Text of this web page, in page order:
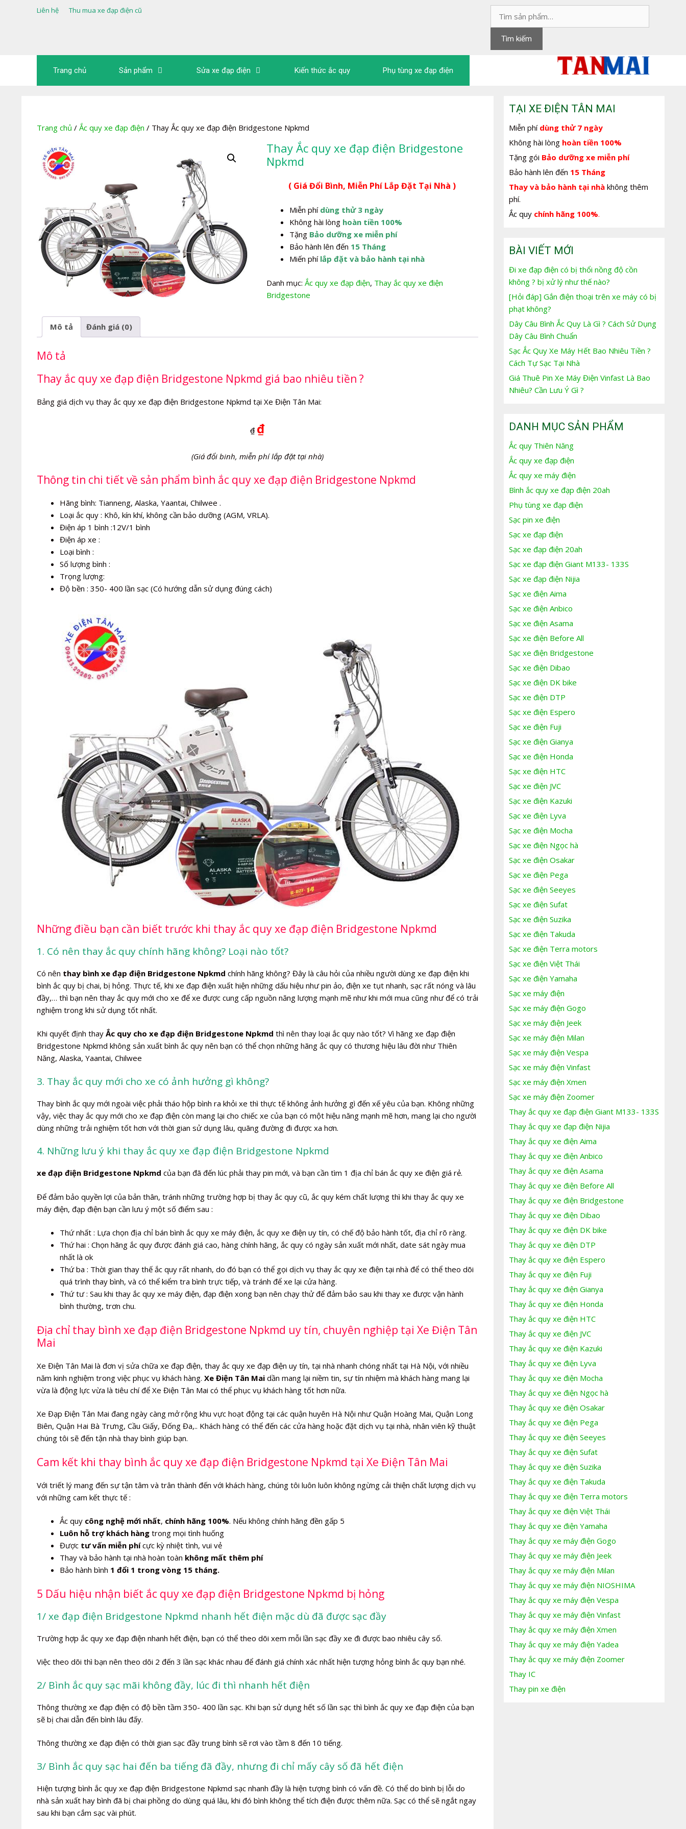
Liên hệ Thu mua xe đạp điện cũ
kiếm:
Tìm kiếm
Trang chủ Sản phẩm Sửa xe đạp điện Kiến thức ắc quy Phụ tùng xe đạp điện
Trang chủ / Ắc quy xe đạp điện / Thay Ắc quy xe đạp điện Bridgestone Npkmd
Thay Ắc quy xe đạp điện Bridgestone
Npkmd
( Giá Đổi Bình, Miễn Phí Lắp Đặt Tại Nhà )
Miễn phí dùng thử 3 ngày
Không hài lòng hoàn tiền 100%
Tặng Bảo dưỡng xe miễn phí
Bảo hành lên đến 15 Tháng
Miến phí lắp đặt và bảo hành tại nhà
Danh mục: Ắc quy xe đạp điện, Thay ắc quy xe điện
Bridgestone
Mô tả Đánh giá (0)
Mô tả
Thay ắc quy xe đạp điện Bridgestone Npkmd giá bao nhiêu tiền ?
Bảng giá dịch vụ thay ắc quy xe đạp điện Bridgestone Npkmd tại Xe Điện Tân Mai:
₫ ₫
(Giá đổi binh, miễn phí lắp đặt tại nhà)
Thông tin chi tiết về sản phẩm bình ắc quy xe đạp điện Bridgestone Npkmd
Hãng bình: Tianneng, Alaska, Yaantai, Chilwee .
Loại ắc quy : Khô, kín khí, không cần bảo dưỡng (AGM, VRLA).
Điện áp 1 bình :12V/1 bình
Điện áp xe :
Loại bình :
Số lượng bình :
Trọng lượng:
Độ bền : 350- 400 lần sạc (Có hướng dẫn sử dụng đúng cách)
Những điều bạn cần biết trước khi thay ắc quy xe đạp điện Bridgestone Npkmd
1. Có nên thay ắc quy chính hãng không? Loại nào tốt?
Có nên thay bình xe đạp điện Bridgestone Npkmd chính hãng không? Đây là câu hỏi của nhiều người dùng xe đạp điện khi
bình ắc quy bị chai, bị hỏng. Thực tế, khi xe đạp điện xuất hiện những dấu hiệu như pin ảo, điện xe tụt nhanh, sạc rất nóng và lâu
đầy,… thì bạn nên thay ắc quy mới cho xe để xe được cung cấp nguồn năng lượng mạnh mẽ như khi mới mua cũng như để có trải
nghiệm trong khi sử dụng tốt nhất.
Khi quyết định thay Ắc quy cho xe đạp điện Bridgestone Npkmd thì nên thay loại ắc quy nào tốt? Vì hãng xe đạp điện
Bridgestone Npkmd không sản xuất bình ắc quy nên bạn có thể chọn những hãng ắc quy có thương hiệu lâu đời như Thiên
Năng, Alaska, Yaantai, Chilwee
3. Thay ắc quy mới cho xe có ảnh hưởng gì không?
Thay bình ắc quy mới ngoài việc phải tháo hộp bình ra khỏi xe thì thực tế không ảnh hưởng gì đến xế yêu của bạn. Không những
vậy, việc thay ắc quy mới cho xe đạp điện còn mang lại cho chiếc xe của bạn có một hiệu năng mạnh mẽ hơn, mang lại cho người
dùng những trải nghiệm tốt hơn với thời gian sử dụng lâu, quãng đường đi được xa hơn.
4. Những lưu ý khi thay ắc quy xe đạp điện Bridgestone Npkmd
xe đạp điện Bridgestone Npkmd của bạn đã đến lúc phải thay pin mới, và bạn cần tìm 1 địa chỉ bán ắc quy xe điện giá rẻ.
Để đảm bảo quyền lợi của bản thân, tránh những trường hợp bị thay ắc quy cũ, ắc quy kém chất lượng thì khi thay ắc quy xe
máy điện, đạp điện bạn cần lưu ý một số điểm sau :
Thứ nhất : Lựa chọn địa chỉ bán bình ắc quy xe máy điện, ắc quy xe điện uy tín, có chế độ bảo hành tốt, địa chỉ rõ ràng.
Thứ hai : Chọn hãng ắc quy được đánh giá cao, hàng chính hãng, ắc quy có ngày sản xuất mới nhất, date sát ngày mua
nhất là ok
Thứ ba : Thời gian thay thế ắc quy rất nhanh, do đó bạn có thể gọi dịch vụ thay ắc quy xe điện tại nhà để có thể theo dõi
quá trình thay bình, và có thể kiểm tra bình trực tiếp, và tránh để xe lại cửa hàng.
Thứ tư : Sau khi thay ắc quy xe máy điện, đạp điện xong bạn nên chạy thử để đảm bảo sau khi thay xe được vận hành
bình thường, trơn chu.
Địa chỉ thay bình xe đạp điện Bridgestone Npkmd uy tín, chuyên nghiệp tại Xe Điện Tân
Mai
Xe Điện Tân Mai là đơn vị sửa chữa xe đạp điện, thay ắc quy xe đạp điện uy tín, tại nhà nhanh chóng nhất tại Hà Nội, với nhiều
năm kinh nghiệm trong việc phục vụ khách hàng. Xe Điện Tân Mai dần mang lại niềm tin, sự tín nhiệm mà khách hàng mang lại
vừa là động lực vừa là tiêu chí để Xe Điện Tân Mai có thể phục vụ khách hàng tốt hơn nữa.
Xe Đạp Điện Tân Mai đang ngày càng mở rộng khu vực hoạt động tại các quận huyên Hà Nội như Quận Hoàng Mai, Quận Long
Biên, Quận Hai Bà Trưng, Cầu Giấy, Đống Đa,.. Khách hàng có thể đến các cửa hàng hoặc đặt dịch vụ tại nhà, nhân viên kỹ thuật
chúng tôi sẽ đến tận nhà thay bình giúp bạn.
Cam kết khi thay bình ắc quy xe đạp điện Bridgestone Npkmd tại Xe Điện Tân Mai
Với triết lý mang đến sự tận tâm và trân thành đến với khách hàng, chúng tôi luôn luôn không ngừng cải thiện chất lượng dịch vụ
với những cam kết thực tế :
Ắc quy công nghệ mới nhất, chính hãng 100%. Nếu không chính hãng đền gấp 5
Luôn hỗ trợ khách hàng trong mọi tình huống
Được tư vấn miễn phícực kỳ nhiệt tình, vui vẻ
Thay và bảo hành tại nhà hoàn toàn không mất thêm phí
Bảo hành bình 1 đổi 1 trong vòng 15 tháng.
5 Dấu hiệu nhận biết ắc quy xe đạp điện Bridgestone Npkmd bị hỏng
1/ xe đạp điện Bridgestone Npkmd nhanh hết điện mặc dù đã được sạc đầy
Trường hợp ắc quy xe đạp điện nhanh hết điện, bạn có thể theo dõi xem mỗi lần sạc đầy xe đi được bao nhiêu cây số.
Việc theo dõi thì bạn nên theo dõi 2 đến 3 lần sạc khác nhau để đánh giá chính xác nhất hiện tượng hỏng bình ắc quy bạn nhé.
2/ Bình ắc quy sạc mãi không đầy, lúc đi thì nhanh hết điện
Thông thường xe đạp điện có độ bền tầm 350- 400 lần sạc. Khi bạn sử dụng hết số lần sạc thì bình ắc quy xe đạp điện của bạn
sẽ bị chai dẫn đến bình lâu đấy.
Thông thường xe đạp điện có thời gian sạc đầy trung bình sẽ rơi vào tầm 8 đến 10 tiếng.
3/ Bình ắc quy sạc hai đến ba tiếng đã đầy, nhưng đi chỉ mấy cây số đã hết điện
Hiện tượng bình ắc quy xe đạp điện Bridgestone Npkmd sạc nhanh đầy là hiện tượng bình có vấn đề. Có thể do bình bị lỗi do
nhà sản xuất hay bình đã bị chai phồng do dùng quá lâu, khi đó bình không thể tích điện được thêm nữa. Sạc có thể sẽ ngắt ngay
sau khi bạn cắm sạc vài phút.
TẠI XE ĐIỆN TÂN MAI
Miễn phí dùng thử 7 ngày
Không hài lòng hoàn tiền 100%
Tặng gói Bảo dưỡng xe miễn phí
Bảo hành lên đến 15 Tháng
Thay và bảo hành tại nhà không thêm
phí.
Ắc quy chính hãng 100%.
BÀI VIẾT MỚI
Đi xe đạp điện có bị thổi nồng độ cồn
không ? bị xử lý như thế nào?
[Hỏi đáp] Gắn điện thoại trên xe máy có bị
phạt không?
Dây Câu Bình Ắc Quy Là Gì ? Cách Sử Dụng
Dây Câu Bình Chuẩn
Sạc Ắc Quy Xe Máy Hết Bao Nhiêu Tiền ?
Cách Tự Sạc Tại Nhà
Giá Thuê Pin Xe Máy Điện Vinfast Là Bao
Nhiêu? Cần Lưu Ý Gì ?
DANH MỤC SẢN PHẨM
Ắc quy Thiên Năng
Ắc quy xe đạp điện
Ắc quy xe máy điện
Bình ắc quy xe đạp điện 20ah
Phụ tùng xe đạp điện
Sạc pin xe điện
Sạc xe đạp điện
Sạc xe đạp điện 20ah
Sạc xe đạp điện Giant M133- 133S
Sạc xe đạp điện Nijia
Sạc xe điện Aima
Sạc xe điện Anbico
Sạc xe điện Asama
Sạc xe điện Before All
Sạc xe điện Bridgestone
Sạc xe điện Dibao
Sạc xe điện DK bike
Sạc xe điện DTP
Sạc xe điện Espero
Sạc xe điện Fuji
Sạc xe điện Gianya
Sạc xe điện Honda
Sạc xe điện HTC
Sạc xe điện JVC
Sạc xe điện Kazuki
Sạc xe điện Lyva
Sạc xe điện Mocha
Sạc xe điện Ngọc hà
Sạc xe điện Osakar
Sạc xe điện Pega
Sạc xe điện Seeyes
Sạc xe điện Sufat
Sạc xe điện Suzika
Sạc xe điện Takuda
Sạc xe điện Terra motors
Sạc xe điện Việt Thái
Sạc xe điện Yamaha
Sạc xe máy điện
Sạc xe máy điện Gogo
Sạc xe máy điện Jeek
Sạc xe máy điện Milan
Sạc xe máy điện Vespa
Sạc xe máy điện Vinfast
Sạc xe máy điện Xmen
Sạc xe máy điện Zoomer
Thay ắc quy xe đạp điện Giant M133- 133S
Thay ắc quy xe đạp điện Nijia
Thay ắc quy xe điện Aima
Thay ắc quy xe điện Anbico
Thay ắc quy xe điện Asama
Thay ắc quy xe điện Before All
Thay ắc quy xe điện Bridgestone
Thay ắc quy xe điện Dibao
Thay ắc quy xe điện DK bike
Thay ắc quy xe điện DTP
Thay ắc quy xe điện Espero
Thay ắc quy xe điện Fuji
Thay ắc quy xe điện Gianya
Thay ắc quy xe điện Honda
Thay ắc quy xe điện HTC
Thay ắc quy xe điện JVC
Thay ắc quy xe điện Kazuki
Thay ắc quy xe điện Lyva
Thay ắc quy xe điện Mocha
Thay ắc quy xe điện Ngọc hà
Thay ắc quy xe điện Osakar
Thay ắc quy xe điện Pega
Thay ắc quy xe điện Seeyes
Thay ắc quy xe điện Sufat
Thay ắc quy xe điện Suzika
Thay ắc quy xe điện Takuda
Thay ắc quy xe điện Terra motors
Thay ắc quy xe điện Việt Thái
Thay ắc quy xe điện Yamaha
Thay ắc quy xe máy điện Gogo
Thay ắc quy xe máy điện Jeek
Thay ắc quy xe máy điện Milan
Thay ắc quy xe máy điện NIOSHIMA
Thay ắc quy xe máy điện Vespa
Thay ắc quy xe máy điện Vinfast
Thay ắc quy xe máy điện Xmen
Thay ắc quy xe máy điện Yadea
Thay ắc quy xe máy điện Zoomer
Thay IC
Thay pin xe điện